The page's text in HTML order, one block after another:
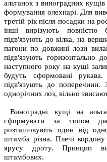
альтанок з виноградних
формування олехнарі. Для
третій рік після посадки на
інші вирізують повністю
підв'язують до кілка, на
пагони по довжині лози
підв'язують горизонтально
наступного року на кущі
будуть сформовані
підв'язують до поперечини.
однорічних лоз, вільно
Виноградні кущі на
сформувати за типом
розташовують один від
штамба різна. Плечі
ярусу дроту. Принцип
штамбових.